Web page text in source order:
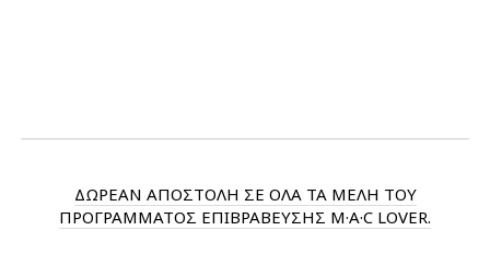
ΔΩΡΕΑΝ ΑΠΟΣΤΟΛΗ ΣΕ ΟΛΑ ΤΑ ΜΕΛΗ ΤΟΥ
ΠΡΟΓΡΑΜΜΑΤΟΣ ΕΠΙΒΡΑΒΕΥΣΗΣ M·A·C LOVER.